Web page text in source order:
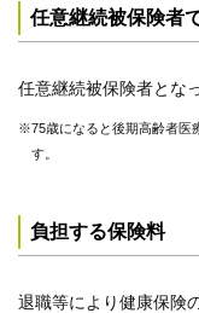
任意継続被保険者
任意継続被保険者とな
※75歳になると後期高齢者医
す。
負担する保険料
退職等により健康保険